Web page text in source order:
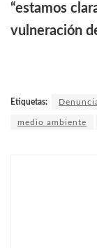
“estamos
vulneración
Etiquetas:
medio ambiente